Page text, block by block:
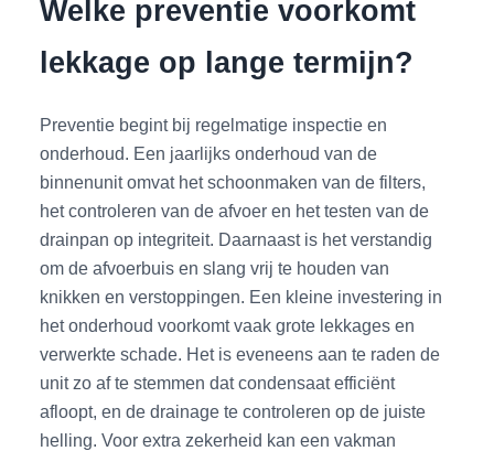
Welke preventie voorkomt
lekkage op lange termijn?
Preventie begint bij regelmatige inspectie en
onderhoud. Een jaarlijks onderhoud van de
binnenunit omvat het schoonmaken van de filters,
het controleren van de afvoer en het testen van de
drainpan op integriteit. Daarnaast is het verstandig
om de afvoerbuis en slang vrij te houden van
knikken en verstoppingen. Een kleine investering in
het onderhoud voorkomt vaak grote lekkages en
verwerkte schade. Het is eveneens aan te raden de
unit zo af te stemmen dat condensaat efficiënt
afloopt, en de drainage te controleren op de juiste
helling. Voor extra zekerheid kan een vakman